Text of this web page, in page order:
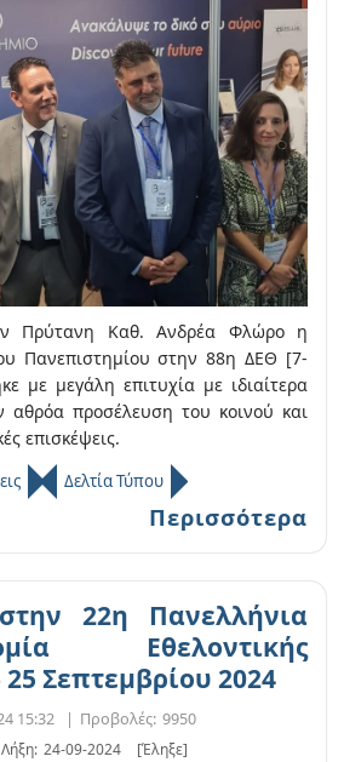
Πρύτανη Καθ. Ανδρέα Φλώρο η
Πανεπιστημίου στην 88η ΔΕΘ [7-
με μεγάλη επιτυχία με ιδιαίτερα
αθρόα προσέλευση του κοινού και
επισκέψεις.
Δελτία Τύπου
Περισσότερα
22η Πανελλήνια
Εθελοντικής
Σεπτεμβρίου 2024
15:32 | Προβολές: 9950
Λήξη: 24-09-2024 [Έληξε]